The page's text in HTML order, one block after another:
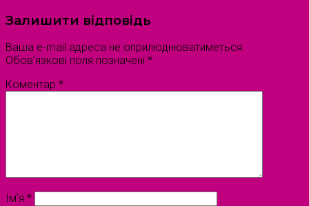
Залишити відповідь
Ваша e-mail адреса не оприлюднюватиметься.
Обов’язкові поля позначені *
Коментар *
Ім'я *